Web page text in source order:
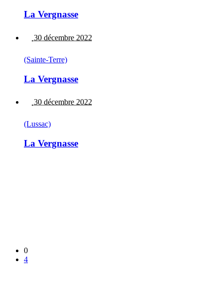
La Vergnasse
30 décembre 2022
(Sainte-Terre)
La Vergnasse
30 décembre 2022
(Lussac)
La Vergnasse
0
4